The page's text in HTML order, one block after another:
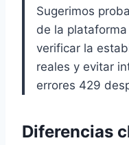
Sugerimos
de la plataforma
verificar la
reales y evitar
errores 429
Diferencias